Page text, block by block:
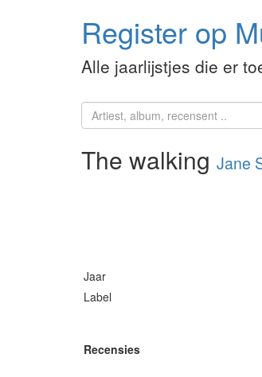
Register op
Alle jaarlijstjes die er
The walking Jane
Jaar
Label
Recensies